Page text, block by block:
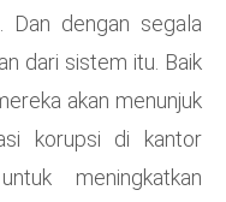
Dan dengan segala
dari sistem itu. Baik
akan menunjuk
korupsi di kantor
meningkatkan